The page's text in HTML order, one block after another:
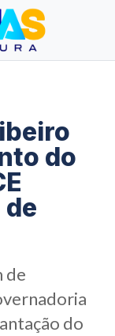
do
de
do